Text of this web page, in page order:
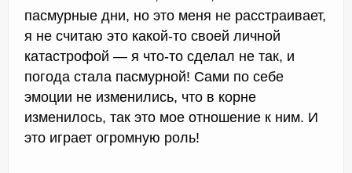
пасмурные дни, но это меня не расстраивает,
я не считаю это какой-то своей личной
катастрофой — я что-то сделал не так, и
погода стала пасмурной! Сами по себе
эмоции не изменились, что в корне
изменилось, так это мое отношение к ним. И
это играет огромную роль!